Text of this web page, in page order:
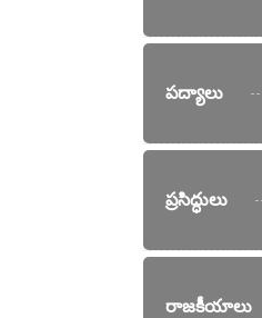
పద్యాలు
ప్రసిద్ధులు
రాజకీయాలు